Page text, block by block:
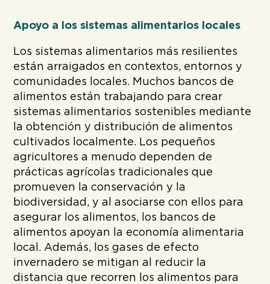
Apoyo a los sistemas alimentarios locales
Los sistemas alimentarios más resilientes
están arraigados en contextos, entornos y
comunidades locales. Muchos bancos de
alimentos están trabajando para crear
sistemas alimentarios sostenibles mediante
la obtención y distribución de alimentos
cultivados localmente. Los pequeños
agricultores a menudo dependen de
prácticas agrícolas tradicionales que
promueven la conservación y la
biodiversidad, y al asociarse con ellos para
asegurar los alimentos, los bancos de
alimentos apoyan la economía alimentaria
local. Además, los gases de efecto
invernadero se mitigan al reducir la
distancia que recorren los alimentos para